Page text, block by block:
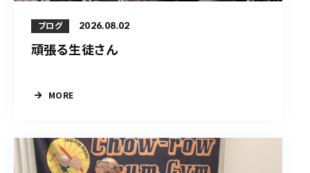
ブログ 2026.08.02
頑張る生徒さん
MORE